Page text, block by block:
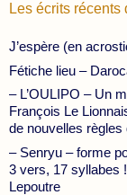
Les écrits récents
J’espère (en
Fétiche lieu –
– L’OULIPO – Un
François Le
de nouvelles règles
– Senryu – forme
3 vers, 17 syllabes !
Lepoutre